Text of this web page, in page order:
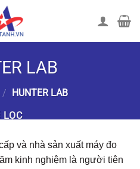
LAB
/
HUNTER LAB
LỌC
và nhà sản xuất máy đo
kinh nghiệm là người tiên